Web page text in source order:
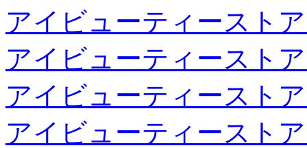
アイビューティースト
アイビューティースト
アイビューティースト
アイビューティースト